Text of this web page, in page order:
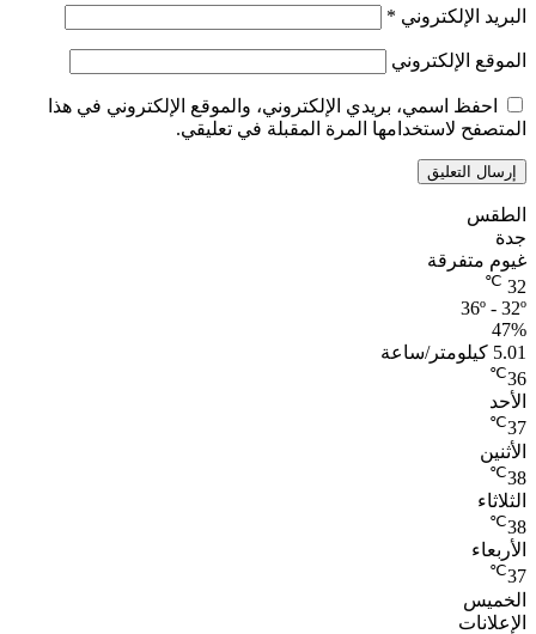
البريد الإلكتروني *
الموقع الإلكتروني
احفظ اسمي، بريدي الإلكتروني، والموقع الإلكتروني في هذا
المتصفح لاستخدامها المرة المقبلة في تعليقي.
الطقس
جدة
غيوم متفرقة
32
℃
36º - 32º
47%
5.01 كيلومتر/ساعة
36
℃
الأحد
37
℃
الأثنين
38
℃
الثلاثاء
38
℃
الأربعاء
37
℃
الخميس
الإعلانات